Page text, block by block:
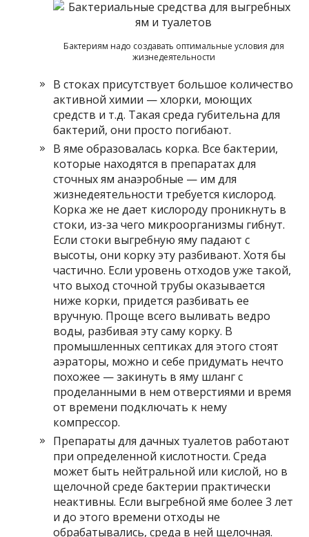
Бактериям надо создавать оптимальные условия для
жизнедеятельности
В стоках присутствует большое количество
активной химии — хлорки, моющих
средств и т.д. Такая среда губительна для
бактерий, они просто погибают.
В яме образовалась корка. Все бактерии,
которые находятся в препаратах для
сточных ям анаэробные — им для
жизнедеятельности требуется кислород.
Корка же не дает кислороду проникнуть в
стоки, из-за чего микроорганизмы гибнут.
Если стоки выгребную яму падают с
высоты, они корку эту разбивают. Хотя бы
частично. Если уровень отходов уже такой,
что выход сточной трубы оказывается
ниже корки, придется разбивать ее
вручную. Проще всего выливать ведро
воды, разбивая эту саму корку. В
промышленных септиках для этого стоят
аэраторы, можно и себе придумать нечто
похожее — закинуть в яму шланг с
проделанными в нем отверстиями и время
от времени подключать к нему
компрессор.
Препараты для дачных туалетов работают
при определенной кислотности. Среда
может быть нейтральной или кислой, но в
щелочной среде бактерии практически
неактивны. Если выгребной яме более 3 лет
и до этого времени отходы не
обрабатывались, среда в ней щелочная.